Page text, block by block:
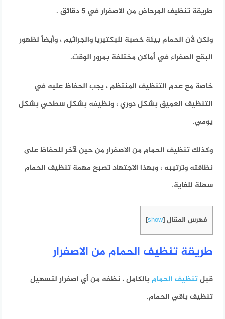
طريقة تنظيف المرحاض من الاصفرار في 5 دقائق .
ولكن لأن الحمام بيئة خصبة للبكتيريا والجراثيم ، وأيضاً لظهور
البقع الصفراء في أماكن مختلفة بمرور الوقت.
خاصة مع عدم التنظيف المنتظم ، يجب الحفاظ عليه في
التنظيف العميق بشكل دوري ، ونظيفه بشكل سطحي بشكل
يومي.
وكذلك تنظيف الحمام من الاصفرار من حين لآخر للحفاظ على
نظافته وترتيبه ، وبهذا الاجتهاد تصبح مهمة تنظيف الحمام
سهلة للغاية.
فهرس المقال [
show
]
طريقة تنظيف الحمام من الاصفرار
قبلتنظيف الحمام بالكامل ، نظفه من أي اصفرار لتسهيل
تنظيف باقي الحمام.